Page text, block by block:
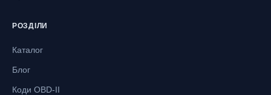
РОЗДІЛИ
Каталог
Блог
Коди OBD-II